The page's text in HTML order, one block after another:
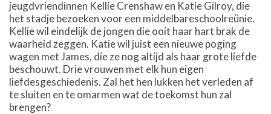
jeugdvriendinnen Kellie Crenshaw en Katie Gilroy, die
het stadje bezoeken voor een middelbareschoolreünie.
Kellie wil eindelijk de jongen die ooit haar hart brak de
waarheid zeggen. Katie wil juist een nieuwe poging
wagen met James, die ze nog altijd als haar grote liefde
beschouwt. Drie vrouwen met elk hun eigen
liefdesgeschiedenis. Zal het hen lukken het verleden af
te sluiten en te omarmen wat de toekomst hun zal
brengen?